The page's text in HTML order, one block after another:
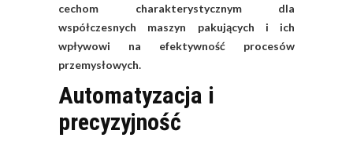
cechom charakterystycznym dla
współczesnych maszyn pakujących i ich
wpływowi na efektywność procesów
przemysłowych.
Automatyzacja i
precyzyjność